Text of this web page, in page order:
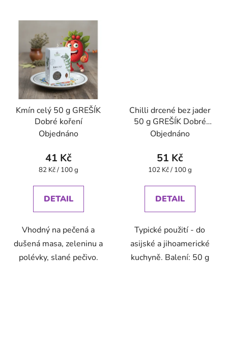
Kmín celý 50 g GREŠÍK
Dobré koření
Objednáno
41 Kč
Měrná
82 Kč / 100 g
DETAIL
Vhodný na pečená a
dušená masa, zeleninu a
polévky, slané pečivo.
Chilli drcené bez jader
50 g GREŠÍK Dobré
koření
Objednáno
51 Kč
Měrná
102 Kč / 100 g
DETAIL
Typické použití - do
asijské a jihoamerické
kuchyně. Balení: 50 g